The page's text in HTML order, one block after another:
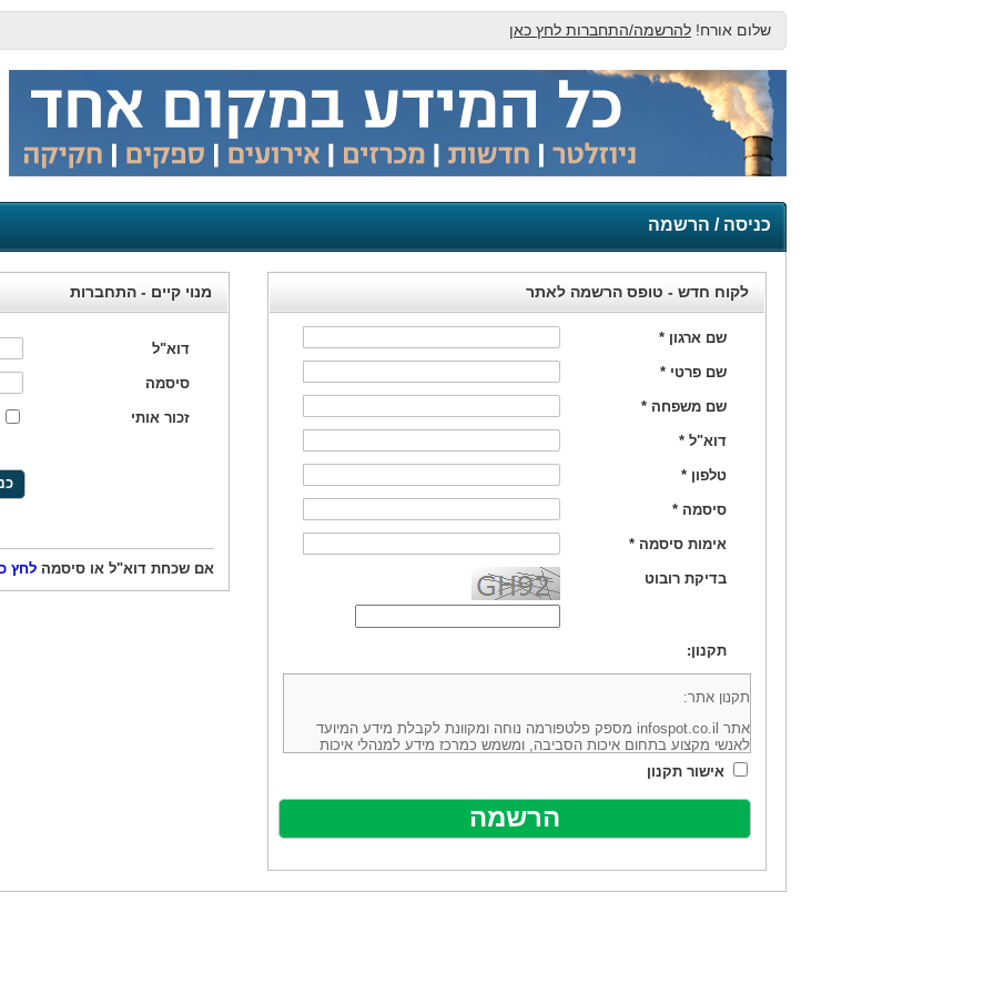
שלום אורח! להרשמה/התחברות לחץ כאן
כניסה / הרשמה
מנוי קיים - התחברות
דוא"ל
סיסמה
זכור אותי
אם שכחת דוא"ל או סיסמה לחץ
לקוח חדש - טופס הרשמה לאתר
שם ארגון *
שם פרטי *
שם משפחה *
דוא"ל *
טלפון *
סיסמה *
אימות סיסמה *
בדיקת רובוט
תקנון:
תקנון אתר:
אתר infospot.co.il מספק פלטפורמה נוחה ומקוונת לקבלת מידע המיועד
לאנשי מקצוע בתחום איכות הסביבה, ומשמש כמרכז מידע למנהלי איכות
סביבה (להלן: "המידע"). האתר בבעלותה ובניהולה של חברת יזמות וידע
מיקוד 6113102 ובדוא"ל: office@infospot.co.il (להלן: "האתר").
האתר אינו מספק את השירותים המפורסמים באתר ע"י ספקים שונים, איננו
מוכר את השירות המוצע באתר ע"י ספקים שונים, איננו מעורב במתן השירות
אלקטרונית של פרסום עבור נותני שירותים אלו. במילים אחרות, האחריות על
ביצוע העסקה בין הגולשים לבין המפרסמים נותני השירות ואיכותה מוטלת על
אישור תקנון